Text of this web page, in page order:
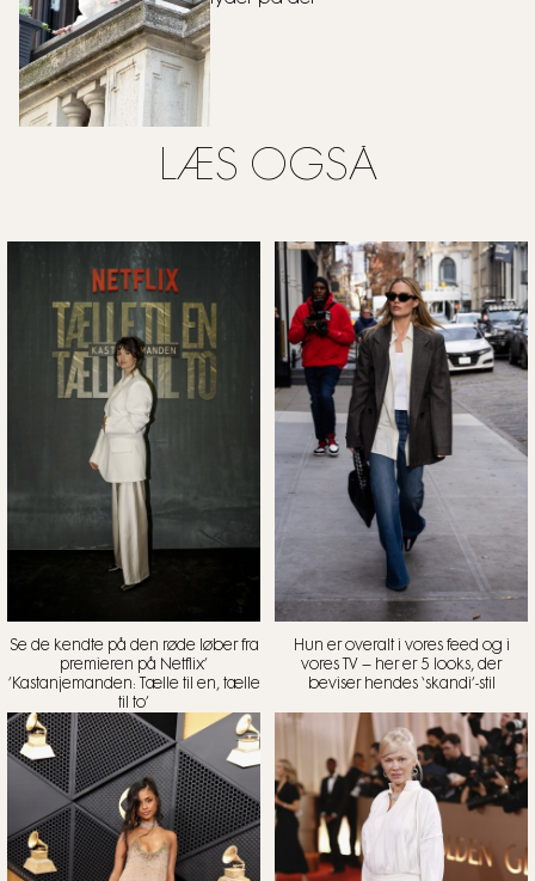
LÆS OGSÅ
Se de kendte på den røde løber fra
premieren på Netflix’
’Kastanjemanden: Tælle til en, tælle
til to’
Hun er overalt i vores feed og i
vores TV – her er 5 looks, der
beviser hendes ‘skandi’-stil